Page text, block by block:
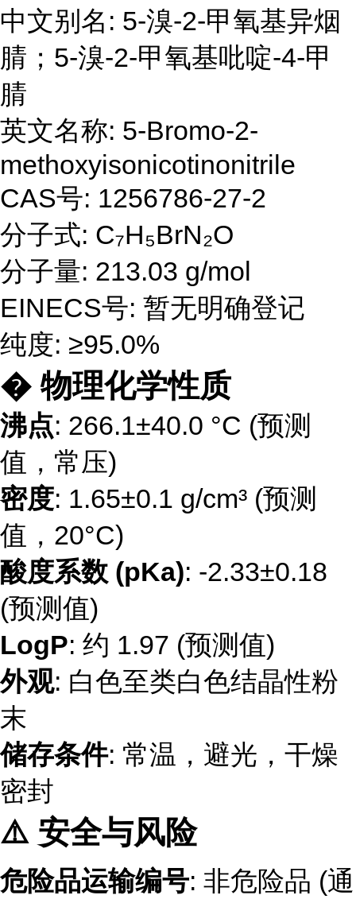
中文别名: 5-溴-2-甲氧基异烟
腈；5-溴-2-甲氧基吡啶-4-甲
腈
英文名称: 5-Bromo-2-
methoxyisonicotinonitrile
CAS号: 1256786-27-2
分子式: C₇H₅BrN₂O
分子量: 213.03 g/mol
EINECS号: 暂无明确登记
纯度: ≥95.0%
� 物理化学性质
沸点: 266.1±40.0 °C (预测
值，常压)
密度: 1.65±0.1 g/cm³ (预测
值，20°C)
酸度系数 (pKa): -2.33±0.18
(预测值)
LogP: 约 1.97 (预测值)
外观: 白色至类白色结晶性粉
末
储存条件: 常温，避光，干燥
密封
⚠️ 安全与风险
危险品运输编号: 非危险品 (通